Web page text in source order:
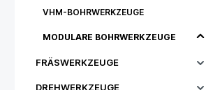
VHM-BOHRWERKZEUGE
MODULARE BOHRWERKZEUGE
FRÄSWERKZEUGE
DREHWERKZEUGE